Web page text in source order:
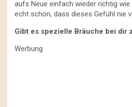
aufs Neue einfach wieder richtig wie
echt schön, dass dieses Gefühl nie
Gibt es spezielle Bräuche bei dir
Werbung